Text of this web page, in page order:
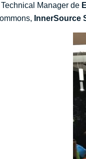
Manager de
InnerSource